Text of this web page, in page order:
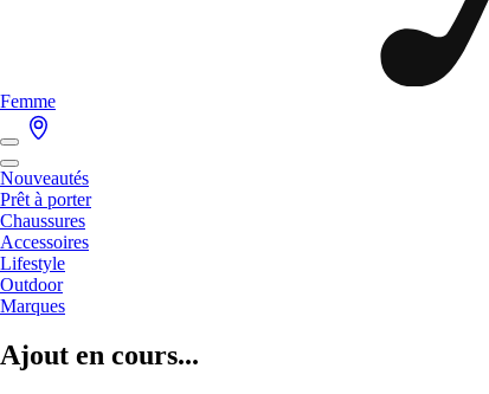
Femme
Nouveautés
Prêt à porter
Chaussures
Accessoires
Lifestyle
Outdoor
Marques
Ajout en cours...